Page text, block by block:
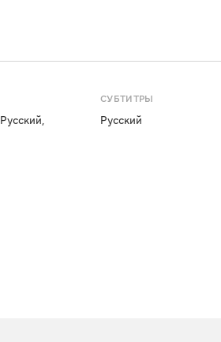
Русский,
СУБТИТРЫ
Русский